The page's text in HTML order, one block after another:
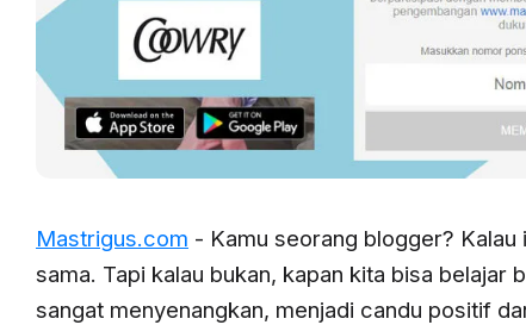
Mastrigus.com - Kamu seorang blogger? Kalau
sama. Tapi kalau bukan, kapan kita bisa belajar
sangat menyenangkan, menjadi candu positif